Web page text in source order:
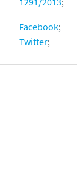
Facebook;
Twitter;